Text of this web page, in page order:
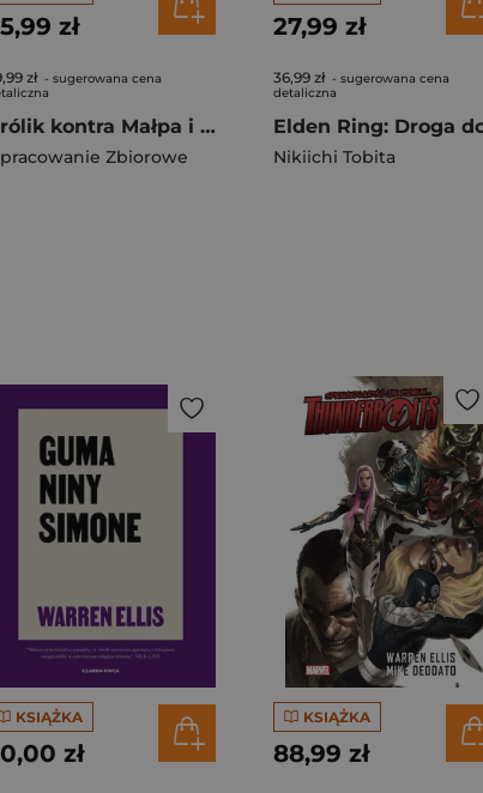
zł
zł - sugerowana cena
Królik kontra Małpa i inwazja ludzi! Tom 2
Zbiorowe
27,99 zł
36,99 zł - sugerowana cena
detaliczna
Nikiichi Tobita
KSIĄŻKA
zł
KSIĄŻKA
88,99 zł